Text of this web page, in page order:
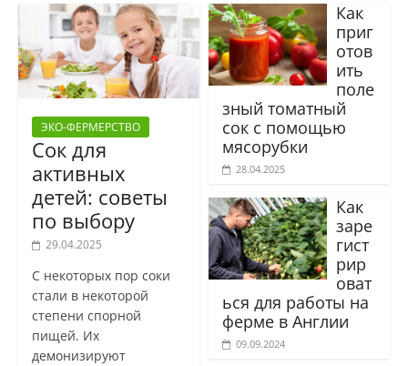
ЭКО-ФЕРМЕРСТВО
Сок для
активных
детей: советы
по выбору
29.04.2025
С некоторых пор соки
стали в некоторой
степени спорной
пищей. Их
демонизируют
Как
приг
отов
ить
поле
зный томатный
сок с помощью
мясорубки
28.04.2025
Как
заре
гист
рир
оват
ься для работы на
ферме в Англии
09.09.2024